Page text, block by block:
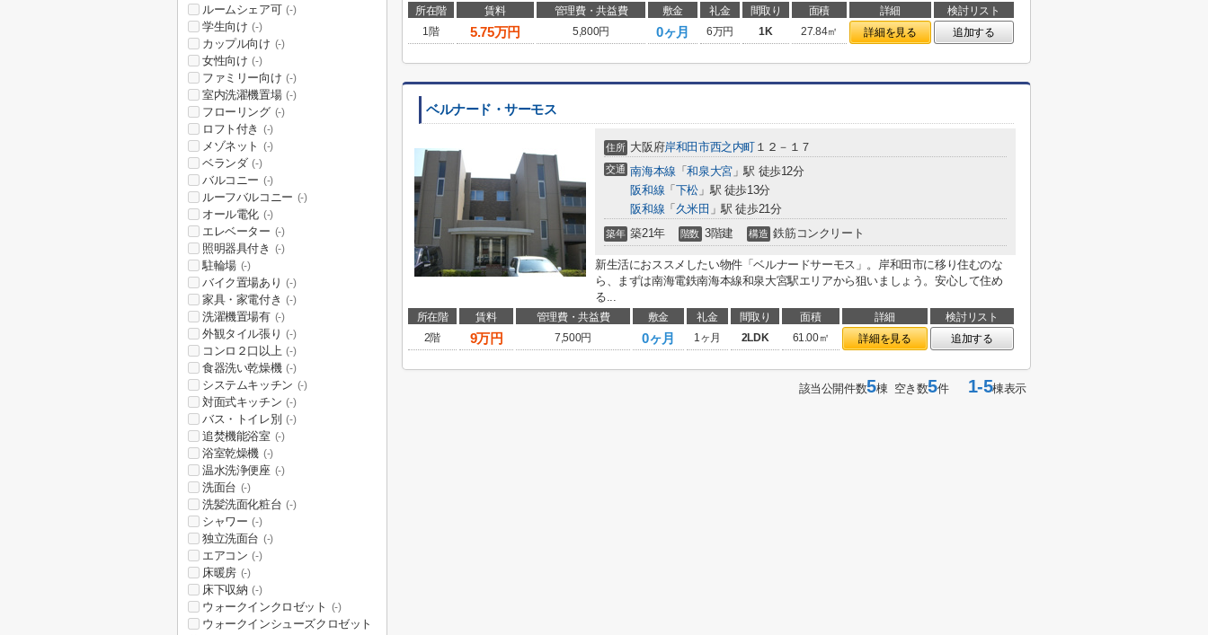
所在階 賃料 管理費・共益費 敷金 礼金 間取り 面積 詳細
検討リスト
1階
5.75万円 5,800円 0ヶ月 6万円 1K 27.84㎡ 詳細を見る 追加する
ベルナード・サーモス
住所 大阪府岸和田市西之内町 １２－１７
交通 南海本線 「和泉大宮」駅 徒歩12分
阪和線 「 下松 」駅 徒歩13分
阪和線 「 久米田 」駅 徒歩21分
築年 築21年 階数 3階建 構造 鉄筋コンクリート
新生活におススメしたい物件「ベルナードサーモス」。岸和田市に移り住むのな
ら、まずは南海電鉄南海本線和泉大宮駅エリアから狙いましょう。安心して住め
る...
所在階 賃料 管理費・共益費 敷金 礼金 間取り 面積 詳細
検討リスト
2階
9万円 7,500円 0ヶ月 1ヶ月 2LDK 61.00㎡ 詳細を見る 追加する
該当公開件数5棟 空き数5件1-5棟表示
ルームシェア可 (-)
学生向け (-)
カップル向け (-)
女性向け (-)
ファミリー向け (-)
室内洗濯機置場 (-)
フローリング (-)
ロフト付き (-)
メゾネット (-)
ベランダ (-)
バルコニー (-)
ルーフバルコニー (-)
オール電化 (-)
エレベーター (-)
照明器具付き (-)
駐輪場 (-)
バイク置場あり (-)
家具・家電付き (-)
洗濯機置場有 (-)
外観タイル張り (-)
コンロ２口以上 (-)
食器洗い乾燥機 (-)
システムキッチン (-)
対面式キッチン (-)
バス・トイレ別 (-)
追焚機能浴室 (-)
浴室乾燥機 (-)
温水洗浄便座 (-)
洗面台 (-)
洗髪洗面化粧台 (-)
シャワー (-)
独立洗面台 (-)
エアコン (-)
床暖房 (-)
床下収納 (-)
ウォークインクロゼット (-)
ウォークインシューズクロゼット